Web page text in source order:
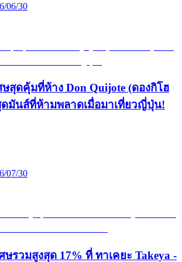
06/30
สุดคุ้มที่ห้าง Don Quijote (ดองกิโฮ
ดมันส์ที่ห้ามพลาดเมื่อมาเที่ยวญี่ปุ่น!
07/30
รวมสูงสุด 17% ที่ ทาเคยะ Takeya -